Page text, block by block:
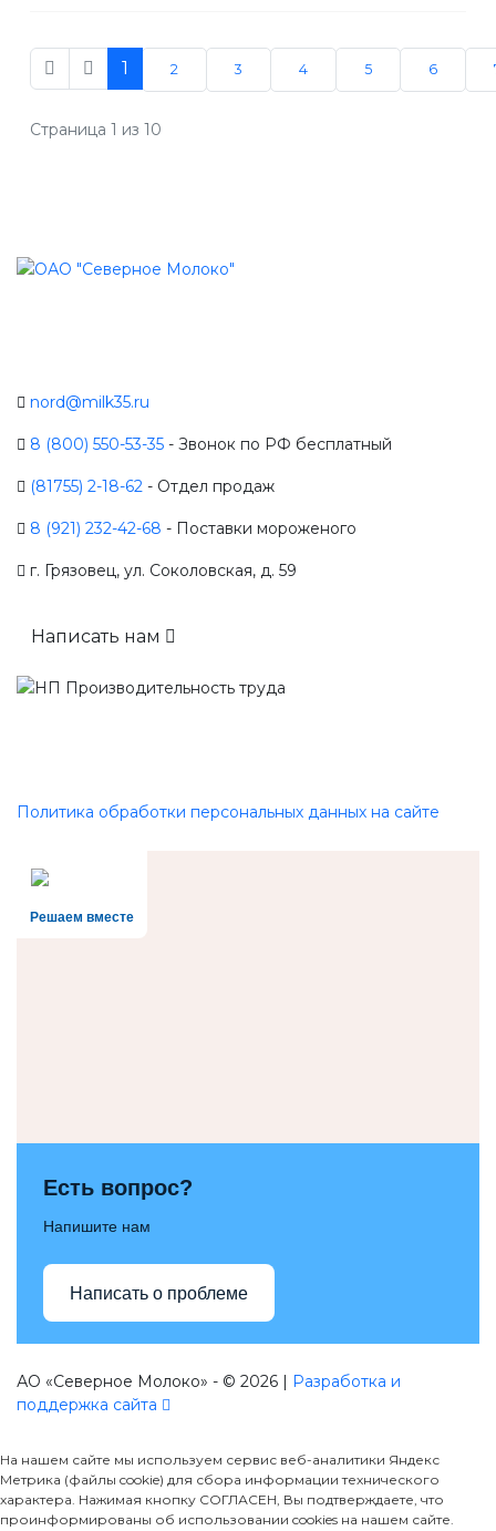
1 2 3 4 5 6
Страница 1 из 10
nord@milk35.ru
8 (800) 550-53-35 - Звонок по РФ бесплатный
(81755) 2-18-62 - Отдел продаж
8 (921) 232-42-68 - Поставки мороженого
г. Грязовец, ул. Соколовская, д. 59
Написать нам
Политика обработки персональных данных на сайте
Решаем вместе
Есть вопрос?
Напишите нам
Написать о проблеме
АО «Северное Молоко» - © 2026 | Разработка и
поддержка сайта
На нашем сайте мы используем сервис веб-аналитики Яндекс
Метрика (файлы cookie) для сбора информации технического
характера. Нажимая кнопку СОГЛАСЕН, Вы подтверждаете, что
проинформированы об использовании cookies на нашем сайте.